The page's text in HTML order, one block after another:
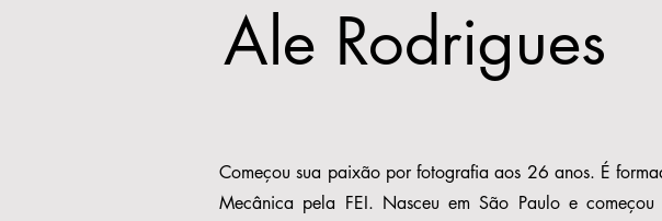
Ale Rodrigues
Começou sua paixão por fotografia aos 26 anos. É
Mecânica pela FEI. Nasceu em São Paulo e começou